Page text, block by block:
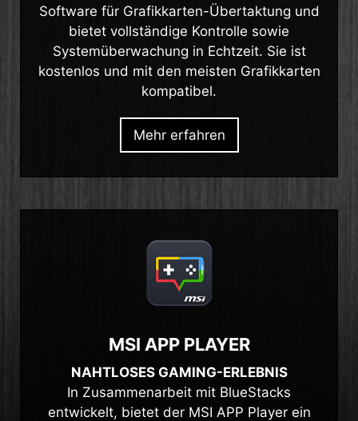
Software für Grafikkarten-Übertaktung und
bietet vollständige Kontrolle sowie
Systemüberwachung in Echtzeit. Sie ist
kostenlos und mit den meisten Grafikkarten
kompatibel.
Mehr erfahren
MSI APP PLAYER
NAHTLOSES GAMING-ERLEBNIS
In Zusammenarbeit mit BlueStacks
entwickelt, bietet der MSI APP Player ein